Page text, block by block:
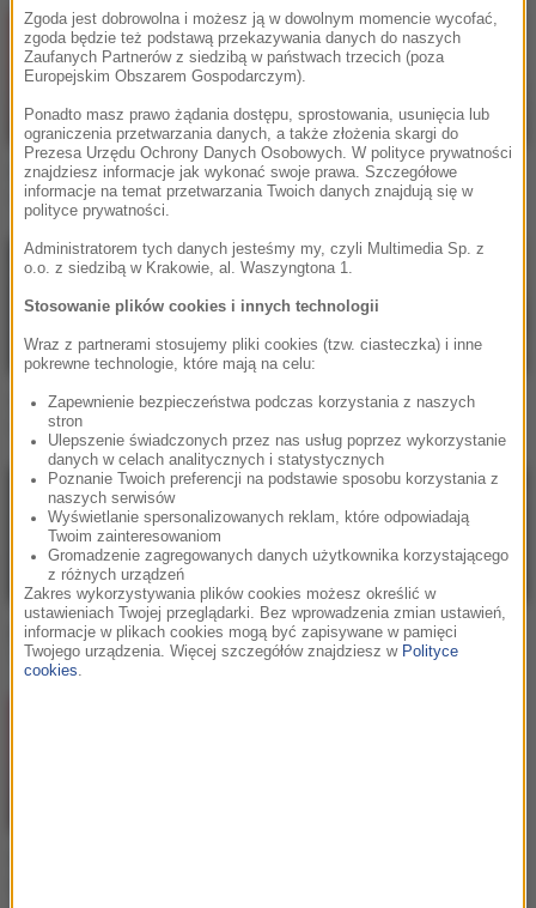
Topic / Shimza / A7S
Missing You
Topic / A7S
Out My Head
Topic / A7S
Kernkraft 400 (A Better Day)
A7S
ATB / Topic / A7S
Your Love (9PM)
Topic / A7S / Lil Baby
Why Do You Lie To Me
Zgoda jest dobrowolna i możesz ją w dowolnym momencie wycofać,
zgoda będzie też podstawą przekazywania danych do naszych
Zaufanych Partnerów z siedzibą w państwach trzecich (poza
Europejskim Obszarem Gospodarczym).
Ponadto masz prawo żądania dostępu, sprostowania, usunięcia lub
ograniczenia przetwarzania danych, a także złożenia skargi do
Prezesa Urzędu Ochrony Danych Osobowych. W polityce prywatności
znajdziesz informacje jak wykonać swoje prawa. Szczegółowe
informacje na temat przetwarzania Twoich danych znajdują się w
polityce prywatności.
Administratorem tych danych jesteśmy my, czyli Multimedia Sp. z
o.o. z siedzibą w Krakowie, al. Waszyngtona 1.
Stosowanie plików cookies i innych technologii
Wraz z partnerami stosujemy pliki cookies (tzw. ciasteczka) i inne
pokrewne technologie, które mają na celu:
Zapewnienie bezpieczeństwa podczas korzystania z naszych
stron
Ulepszenie świadczonych przez nas usług poprzez wykorzystanie
danych w celach analitycznych i statystycznych
Poznanie Twoich preferencji na podstawie sposobu korzystania z
naszych serwisów
Wyświetlanie spersonalizowanych reklam, które odpowiadają
Twoim zainteresowaniom
Gromadzenie zagregowanych danych użytkownika korzystającego
z różnych urządzeń
Zakres wykorzystywania plików cookies możesz określić w
ustawieniach Twojej przeglądarki. Bez wprowadzenia zmian ustawień,
informacje w plikach cookies mogą być zapisywane w pamięci
Twojego urządzenia. Więcej szczegółów znajdziesz w Polityce
cookies